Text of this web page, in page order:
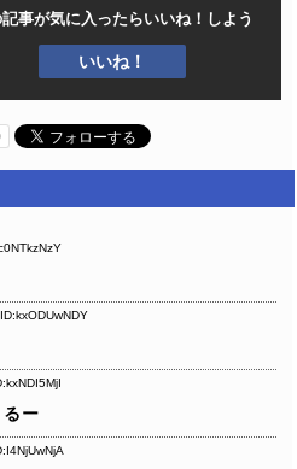
事が気に入ったらいいね！しよう
いいね！
ID:kxODUwNDY
ー